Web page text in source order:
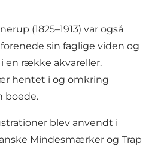
(1825–1913) var også
sin faglige viden og
en række akvareller.
hentet i og omkring
boede.
blev anvendt i
Mindesmærker og Trap